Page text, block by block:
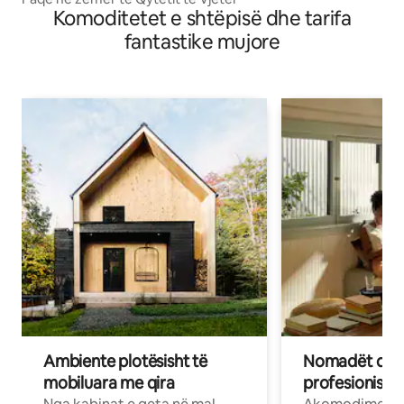
Komoditetet e shtëpisë dhe tarifa
fantastike mujore
Ambiente plotësisht të
mobiluara me qira
Nomadët